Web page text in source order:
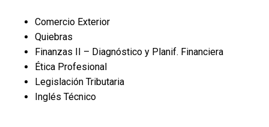
Comercio Exterior
Quiebras
Finanzas II – Diagnóstico y Planif. Financiera
Ética Profesional
Legislación Tributaria
Inglés Técnico